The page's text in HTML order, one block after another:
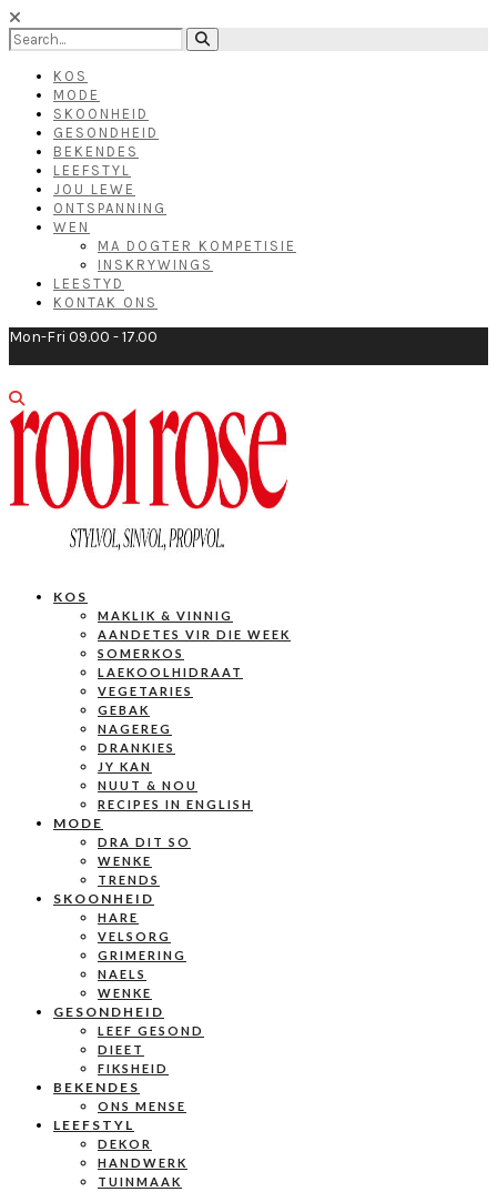
KOS
MODE
SKOONHEID
GESONDHEID
BEKENDES
LEEFSTYL
JOU LEWE
ONTSPANNING
WEN
MA DOGTER KOMPETISIE
INSKRYWINGS
LEESTYD
KONTAK ONS
Mon-Fri 09.00 - 17.00
KOS
MAKLIK & VINNIG
AANDETES VIR DIE WEEK
SOMERKOS
LAEKOOLHIDRAAT
VEGETARIES
GEBAK
NAGEREG
DRANKIES
JY KAN
NUUT & NOU
RECIPES IN ENGLISH
MODE
DRA DIT SO
WENKE
TRENDS
SKOONHEID
HARE
VELSORG
GRIMERING
NAELS
WENKE
GESONDHEID
LEEF GESOND
DIEET
FIKSHEID
BEKENDES
ONS MENSE
LEEFSTYL
DEKOR
HANDWERK
TUINMAAK